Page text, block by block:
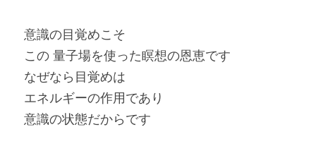
意識の目覚めこそ
この 量子場を使った瞑想の恩恵です
なぜなら目覚めは
エネルギーの作用であり
意識の状態だからです